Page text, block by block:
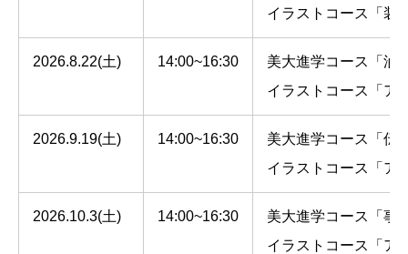
イラストコース「装
2026.8.22(土) 14:00~16:30
美大進学コース「油
イラストコース「ア
2026.9.19(土) 14:00~16:30
美大進学コース「伝
イラストコース「ア
2026.10.3(土) 14:00~16:30
美大進学コース「事
イラストコース「ア